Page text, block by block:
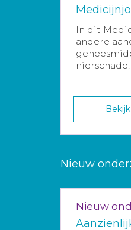
In dit
andere
nierschade,
Bekijk
Nieuw
Nieuw